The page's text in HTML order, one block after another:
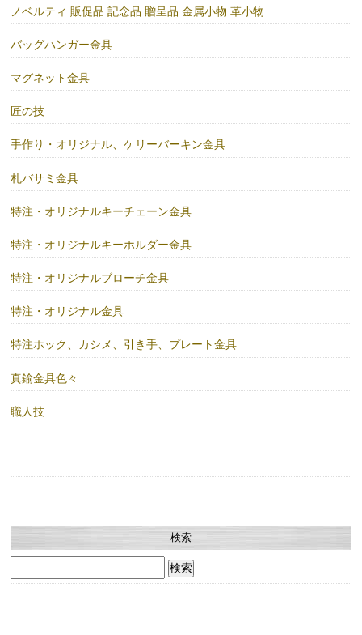
ノベルティ.販促品.記念品.贈呈品.金属小物.革小物
バッグハンガー金具
マグネット金具
匠の技
手作り・オリジナル、ケリーバーキン金具
札バサミ金具
特注・オリジナルキーチェーン金具
特注・オリジナルキーホルダー金具
特注・オリジナルブローチ金具
特注・オリジナル金具
特注ホック、カシメ、引き手、プレート金具
真鍮金具色々
職人技
検索
索: